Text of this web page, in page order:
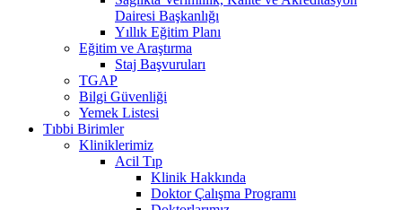
Dairesi Başkanlığı
Yıllık Eğitim Planı
Eğitim ve Araştırma
Staj Başvuruları
TGAP
Bilgi Güvenliği
Yemek Listesi
Tıbbi Birimler
Kliniklerimiz
Acil Tıp
Klinik Hakkında
Doktor Çalışma Programı